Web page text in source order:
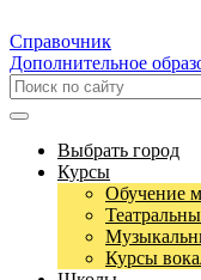
Справочник
Дополнительное
Выбрать город
Курсы
Обучение
Курсы